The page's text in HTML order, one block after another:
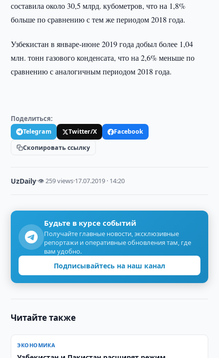
составила около 30,5 млрд. кубометров, что на 1,8%
больше по сравнению с тем же периодом 2018 года.
Узбекистан в январе-июне 2019 года добыл более 1,04
млн. тонн газового конденсата, что на 2,6% меньше по
сравнению с аналогичным периодом 2018 года.
Поделиться:
Telegram Twitter/X
Facebook
Скопировать ссылку
UzDaily·👁 259 views·17.07.2019 · 14:20
Будьте в курсе событий
Получайте главные новости, эксклюзивные
репортажи и оперативные обновления там, где
вам удобно.
Подписывайтесь на наш канал
Читайте также
ЭКОНОМИКА